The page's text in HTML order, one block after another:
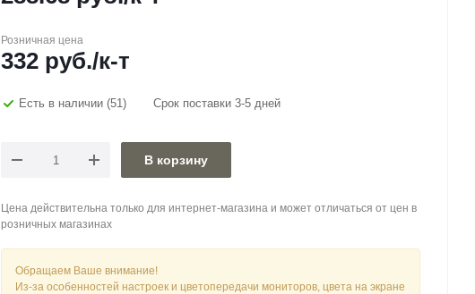
Розничная цена
332 руб./к-т
Есть в наличии (51) Срок поставки 3-5 дней
В корзину
Цена действительна только для интернет-магазина и может отличаться от цен в
розничных магазинах
Обращаем Ваше внимание!
Из-за особенностей настроек и цветопередачи мониторов, цвета на экране